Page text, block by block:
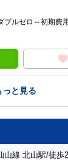
ブルゼロ～初期費
っと見る
山線 北山駅/徒歩